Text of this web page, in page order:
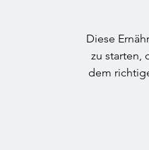
Diese
zu starten,
dem